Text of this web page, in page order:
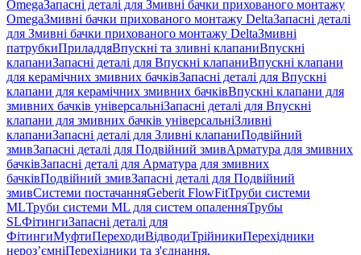
OmegaЗапасні деталі для Змивні бачки прихованого монтажу
OmegaЗмивні бачки прихованого монтажу DeltaЗапасні деталі
для Змивні бачки прихованого монтажу DeltaЗмивні
патрубкиПриладдяВпускні та зливні клапаниВпускні
клапаниЗапасні деталі для Впускні клапаниВпускні клапани
для керамічних змивних бачківЗапасні деталі для Впускні
клапани для керамічних змивних бачківВпускні клапани для
змивних бачків універсальніЗапасні деталі для Впускні
клапани для змивних бачків універсальніЗливні
клапаниЗапасні деталі для Зливні клапаниПодвійний
змивЗапасні деталі для Подвійний змивАрматура для змивних
бачкiвЗапасні деталі для Арматура для змивних
бачкiвПодвійний змивЗапасні деталі для Подвійний
змивСистеми постачанняGeberit FlowFitТруби системи
MLТруби системи ML для систем опаленняТрубы
SLФітингиЗапасні деталі для
ФітингиМуфтиПереходиВідводиТрійникиПерехідники
нероз’ємніПерехідники та з'єднання,